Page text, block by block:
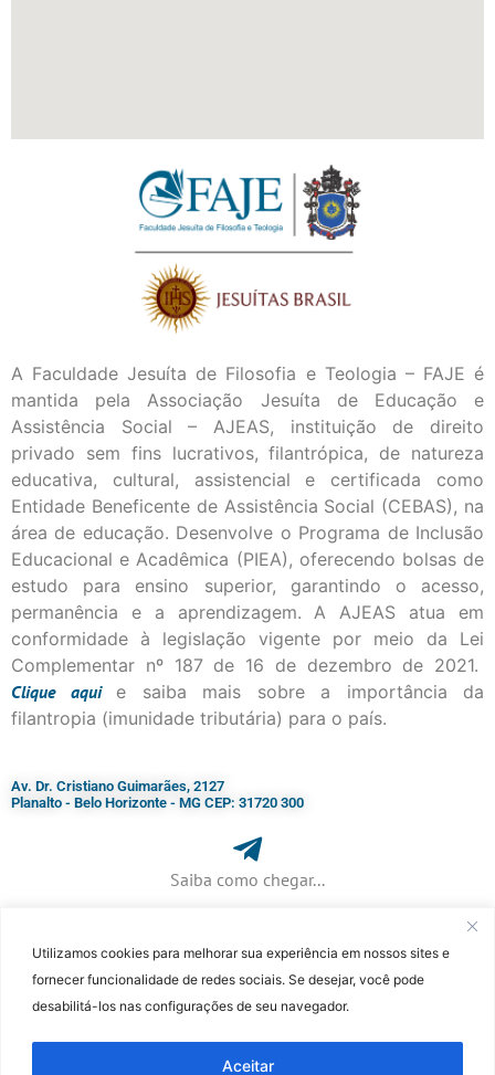
Utilizamos cookies para melhorar sua experiência em nossos sites e
fornecer funcionalidade de redes sociais. Se desejar, você pode
desabilitá-los nas configurações de seu navegador.
Aceitar
A Faculdade Jesuíta de Filosofia e Teologia – FAJE é
mantida pela Associação Jesuíta de Educação e
Assistência Social – AJEAS, instituição de direito
privado sem fins lucrativos, filantrópica, de natureza
educativa, cultural, assistencial e certificada como
Entidade Beneficente de Assistência Social (CEBAS), na
área de educação. Desenvolve o Programa de Inclusão
Educacional e Acadêmica (PIEA), oferecendo bolsas de
estudo para ensino superior, garantindo o acesso,
permanência e a aprendizagem. A AJEAS atua em
conformidade à legislação vigente por meio da Lei
Complementar nº 187 de 16 de dezembro de 2021.
Cliqueaqui
e saiba mais sobre a importância da
filantropia (imunidade tributária) para o país.
Av. Dr. Cristiano Guimarães, 2127
Planalto - Belo Horizonte - MG CEP: 31720 300
Saiba como chegar...
+ 55 (31) 3115-7000​
Patrick de Souza